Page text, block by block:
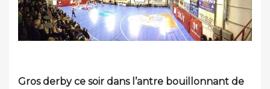
Gros derby ce soir dans l’antre bouillonnant de